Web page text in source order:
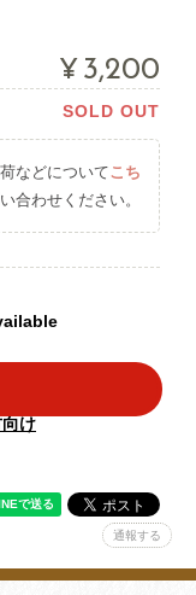
¥3,200
SOLD OUT
などについてこち
合わせください。
け
通報する